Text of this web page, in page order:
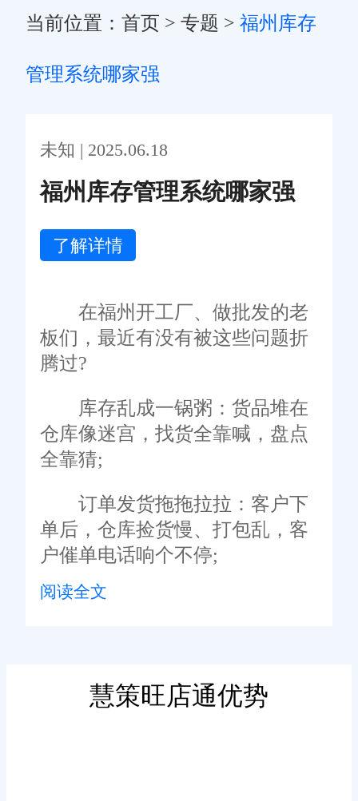
当前位置： 首页 > 专题 > 福州库存
管理系统哪家强
未知 | 2025.06.18
福州库存管理系统哪家强
了解详情
在福州开工厂、做批发的老
板们，最近有没有被这些问题折
腾过?
库存乱成一锅粥：货品堆在
仓库像迷宫，找货全靠喊，盘点
全靠猜;
订单发货拖拖拉拉：客户下
单后，仓库捡货慢、打包乱，客
户催单电话响个不停;
数据统计头秃：销售流水、
这时候，一套好用的库存管
阅读全文
慧策旺店通优势